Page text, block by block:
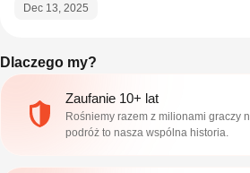
Dec 13, 2025
Dlaczego my?
Zaufanie 10+ lat
Rośniemy razem z milionami graczy
podróż to nasza wspólna historia.